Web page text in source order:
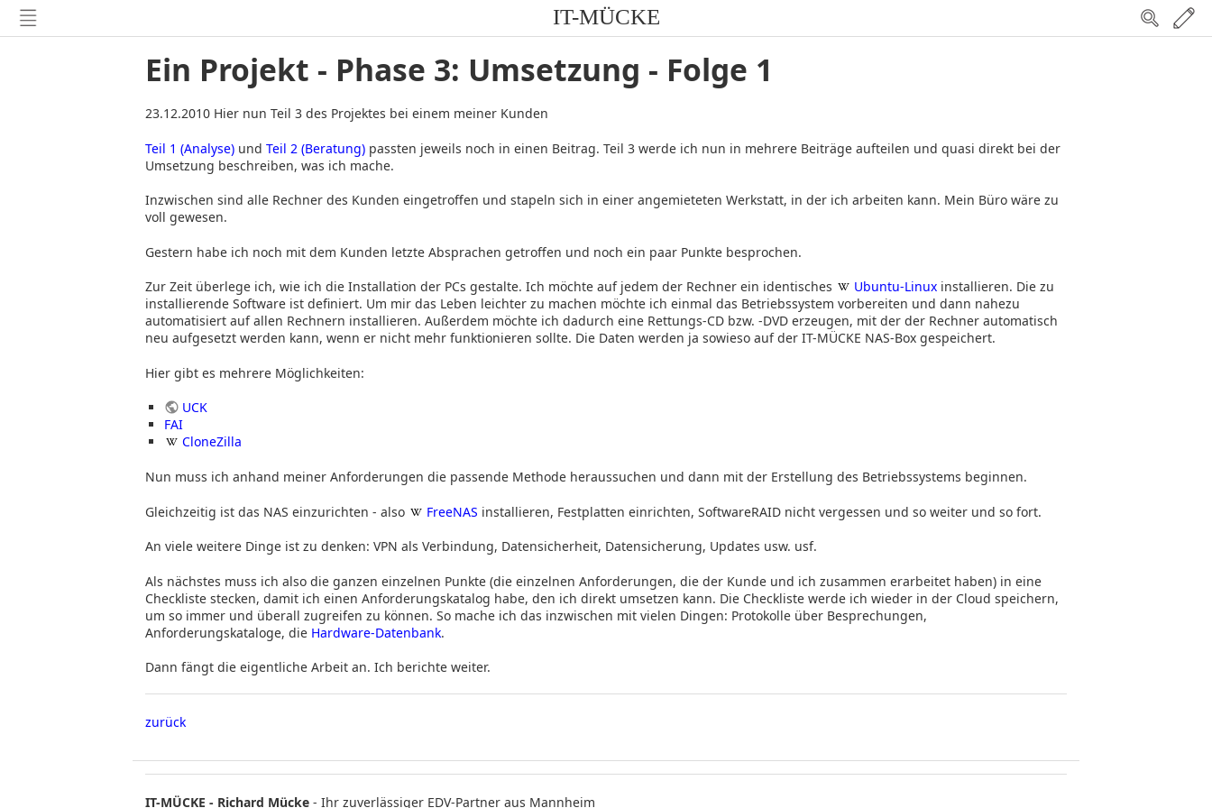
IT-MÜCKE
Ein Projekt - Phase 3: Umsetzung - Folge 1
23.12.2010 Hier nun Teil 3 des Projektes bei einem meiner Kunden
Teil 1 (Analyse) und Teil 2 (Beratung) passten jeweils noch in einen Beitrag. Teil 3 werde ich nun in mehrere Beiträge aufteilen und quasi direkt bei der
Umsetzung beschreiben, was ich mache.
Inzwischen sind alle Rechner des Kunden eingetroffen und stapeln sich in einer angemieteten Werkstatt, in der ich arbeiten kann. Mein Büro wäre zu
voll gewesen.
Gestern habe ich noch mit dem Kunden letzte Absprachen getroffen und noch ein paar Punkte besprochen.
Zur Zeit überlege ich, wie ich die Installation der PCs gestalte. Ich möchte auf jedem der Rechner ein identisches Ubuntu-Linuxinstallieren. Die zu
installierende Software ist definiert. Um mir das Leben leichter zu machen möchte ich einmal das Betriebssystem vorbereiten und dann nahezu
automatisiert auf allen Rechnern installieren. Außerdem möchte ich dadurch eine Rettungs-CD bzw. -DVD erzeugen, mit der der Rechner automatisch
neu aufgesetzt werden kann, wenn er nicht mehr funktionieren sollte. Die Daten werden ja sowieso auf der IT-MÜCKE NAS-Box gespeichert.
Hier gibt es mehrere Möglichkeiten:
UCK
FAI
CloneZilla
Nun muss ich anhand meiner Anforderungen die passende Methode heraussuchen und dann mit der Erstellung des Betriebssystems beginnen.
Gleichzeitig ist das NAS einzurichten - also FreeNAS installieren, Festplatten einrichten, SoftwareRAID nicht vergessen und so weiter und so fort.
An viele weitere Dinge ist zu denken: VPN als Verbindung, Datensicherheit, Datensicherung, Updates usw. usf.
Als nächstes muss ich also die ganzen einzelnen Punkte (die einzelnen Anforderungen, die der Kunde und ich zusammen erarbeitet haben) in eine
Checkliste stecken, damit ich einen Anforderungskatalog habe, den ich direkt umsetzen kann. Die Checkliste werde ich wieder in der Cloud speichern,
um so immer und überall zugreifen zu können. So mache ich das inzwischen mit vielen Dingen: Protokolle über Besprechungen,
Anforderungskataloge, die Hardware-Datenbank.
Dann fängt die eigentliche Arbeit an. Ich berichte weiter.
zurück
IT-MÜCKE - Richard Mücke - Ihr zuverlässiger EDV-Partner aus Mannheim